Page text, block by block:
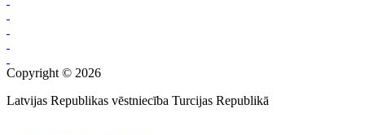
Copyright © 2026
Latvijas Republikas vēstniecība Turcijas Republikā